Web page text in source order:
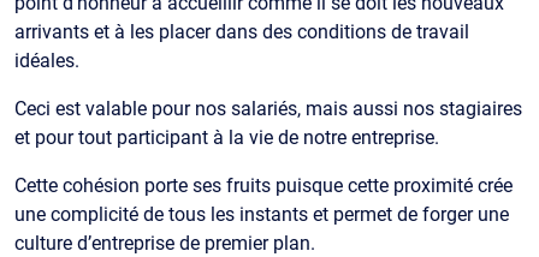
arrivants et à les placer dans des conditions de travail
idéales.
Ceci est valable pour nos salariés, mais aussi nos stagiaires
et pour tout participant à la vie de notre entreprise.
Cette cohésion porte ses fruits puisque cette proximité crée
une complicité de tous les instants et permet de forger une
culture d’entreprise de premier plan.